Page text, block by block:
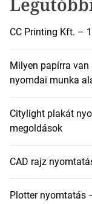
CC Printing Kft. –
Milyen papírra
nyomdai munka
Citylight plakát
megoldások
CAD rajz
Plotter nyomtatás